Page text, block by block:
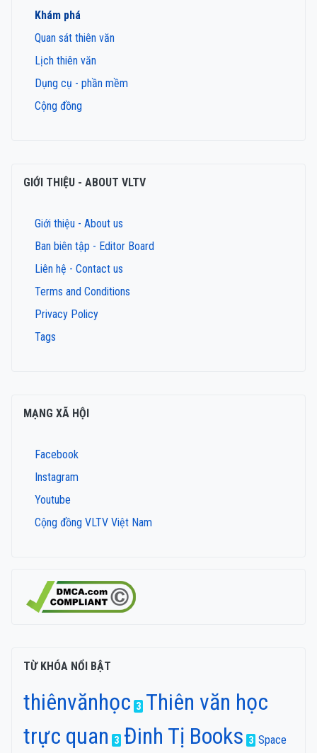
Khám phá
Quan sát thiên văn
Lịch thiên văn
Dụng cụ - phần mềm
Cộng đồng
GIỚI THIỆU - ABOUT VLTV
Giới thiệu - About us
Ban biên tập - Editor Board
Liên hệ - Contact us
Terms and Conditions
Privacy Policy
Tags
MẠNG XÃ HỘI
Facebook
Instagram
Youtube
Cộng đồng VLTV Việt Nam
TỪ KHÓA NỔI BẬT
thiênvănhọc 3 Thiên văn học
trực quan
3 Đinh Tị Books 3 Space